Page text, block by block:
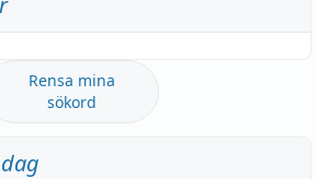
Rensa mina
sökord